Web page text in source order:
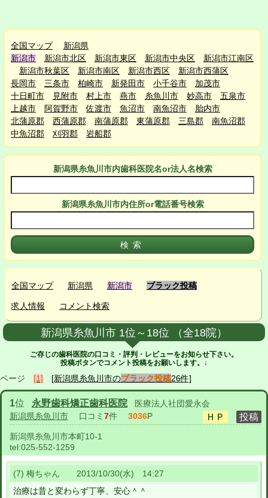
全国マップ
新潟県
新潟市
新潟市北区 新潟市東区 新潟市中央区
新潟市江南区
新潟市秋葉区
新潟市南区 新潟市西区
新潟市西蒲区
長岡市
三条市 柏崎市 新発田市 小千谷市
加茂市
十日町市
見附市 村上市 燕市 糸魚川市 妙高市
五泉市
上越市
阿賀野市 佐渡市 魚沼市 南魚沼市
胎内市
北蒲原郡
西蒲原郡 南蒲原郡 東蒲原郡 三島郡
南魚沼郡
中魚沼郡
刈羽郡 岩船郡
新潟県糸魚川市内歯科医院名or法人名検索
新潟県糸魚川市内住所or電話番号検索
全国マップ 新潟県 新潟市 ブラック投稿
求人情報 コメント検索
新潟県糸魚川市 1位～18位 （全18院）
ご存じの歯科医院の口コミ・評判・レビューをお知らせ下さい。
投稿ボタンでコメント投稿をお願いします。↓
ページ [1] [新潟県糸魚川市のブラック投稿26件]
1位 永野歯科矯正歯科医院
医療法人社団愛永会
新潟県糸魚川市 口コミ 7件 3036P
新潟県糸魚川市本町10-1
tel:025-552-1259
(7) 梅ちゃん 2013/10/30(水) 14:27
治療は昔と変わらず丁寧、安心＾＾